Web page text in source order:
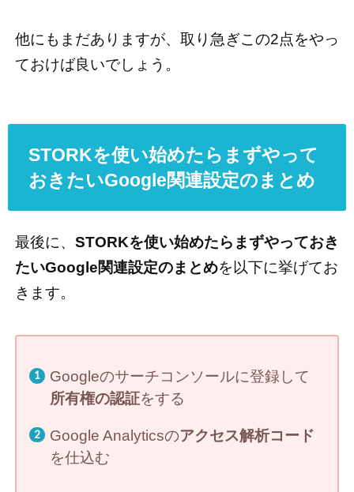
他にもまだありますが、取り急ぎこの2点をやっ
ておけば良いでしょう。
STORKを使い始めたらまずやって
おきたいGoogle関連設定のまとめ
最後に、 STORKを使い始めたらまずやっておき
たいGoogle関連設定のまとめを以下に挙げてお
きます。
Googleのサーチコンソールに登録して
所有権の認証をする
Google Analyticsのアクセス解析コード
を仕込む